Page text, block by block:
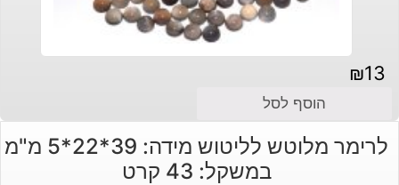
₪13
הוסף לסל
לרימר מלוטש לליטוש מידה: 39*22*5 מ"מ
במשקל: 43 קרט